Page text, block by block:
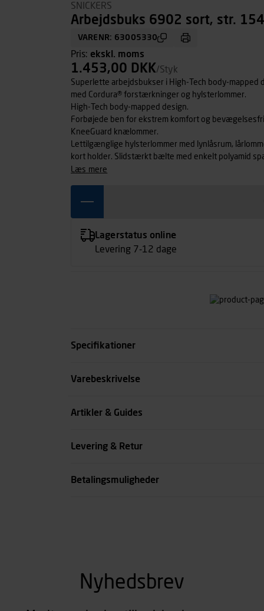
SNICKERS
Arbejdsbuks 6902 sort, str. 154
VARENR: 63005330
Pris: ekskl. moms
1.453,00 DKK/Styk
Superlette arbejdsbukser i High-Tech body-
med Cordura® forstærkninger og hylsterlommer.
High-Tech body-mapped design.
Forbøjede ben for ekstrem komfort og
KneeGuard knælommer.
Lettilgænglige hylsterlommer med lynlåsrum,
kort holder. Slidstærkt bælte med enkelt polyamid
læs mere
Lagerstatus online
Levering 7-12 dage
Specifikationer
Størrelse
Varebeskrivelse
Artikler & Guides
Levering & Retur
Betalingsmuligheder
Nyhedsbrev